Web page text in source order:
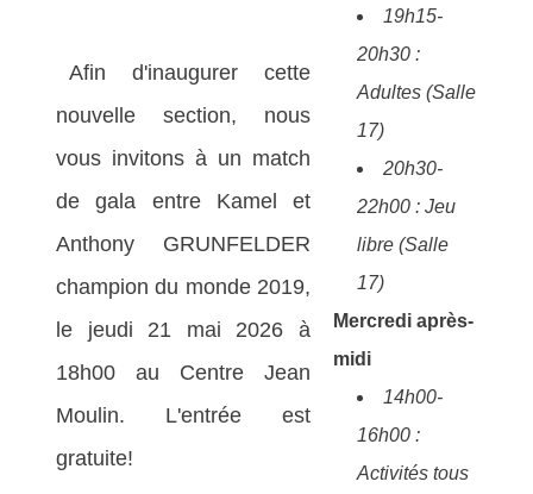
Afin d'inaugurer cette
nouvelle section, nous
vous invitons à un match
de gala entre Kamel et
Anthony GRUNFELDER
champion du monde 2019,
le jeudi 21 mai 2026 à
18h00 au Centre Jean
Moulin. L'entrée est
gratuite!
19h15-
20h30 :
Adultes (Salle
17)
20h30-
22h00 : Jeu
libre (Salle
17)
Mercredi après-
midi
14h00-
16h00 :
Activités tous